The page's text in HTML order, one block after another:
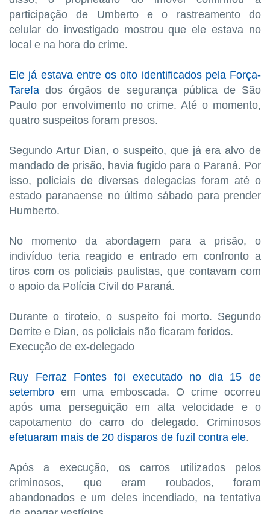
participação de Umberto e o rastreamento do
celular do investigado mostrou que ele estava no
local e na hora do crime.
Ele já estava entre os oito identificados pela Força-
Tarefa dos órgãos de segurança pública de São
Paulo por envolvimento no crime. Até o momento,
quatro suspeitos foram presos.
Segundo Artur Dian, o suspeito, que já era alvo de
mandado de prisão, havia fugido para o Paraná. Por
isso, policiais de diversas delegacias foram até o
estado paranaense no último sábado para prender
Humberto.
No momento da abordagem para a prisão, o
indivíduo teria reagido e entrado em confronto a
tiros com os policiais paulistas, que contavam com
o apoio da Polícia Civil do Paraná.
Durante o tiroteio, o suspeito foi morto. Segundo
Derrite e Dian, os policiais não ficaram feridos.
Execução de ex-delegado
Ruy Ferraz Fontes foi executado no dia 15 de
setembro em uma emboscada. O crime ocorreu
após uma perseguição em alta velocidade e o
capotamento do carro do delegado. Criminosos
efetuaram mais de 20 disparos de fuzil contra ele.
Após a execução, os carros utilizados pelos
criminosos, que eram roubados, foram
abandonados e um deles incendiado, na tentativa